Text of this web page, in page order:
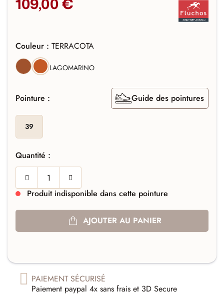
Couleur : TERRACOTA
CUEROTERRACOTA
LAGOMARINO
Pointure : Guide des pointures
39
Quantité :
Produit indisponible dans cette pointure
AJOUTER AU PANIER
PAIEMENT SÉCURISÉ
Paiement paypal 4x sans frais et 3D Secure